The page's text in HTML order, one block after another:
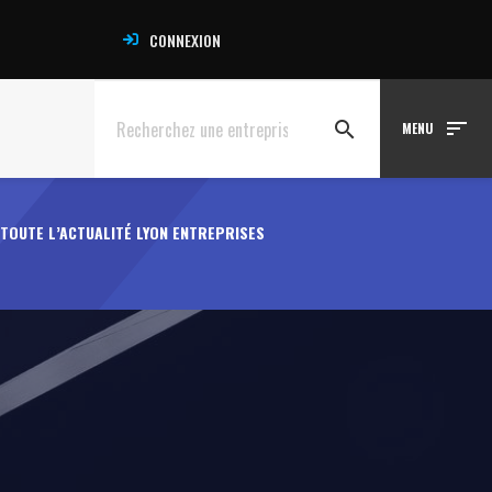
CONNEXION
search MENU sort
TOUTE L’ACTUALITÉ LYON ENTREPRISES